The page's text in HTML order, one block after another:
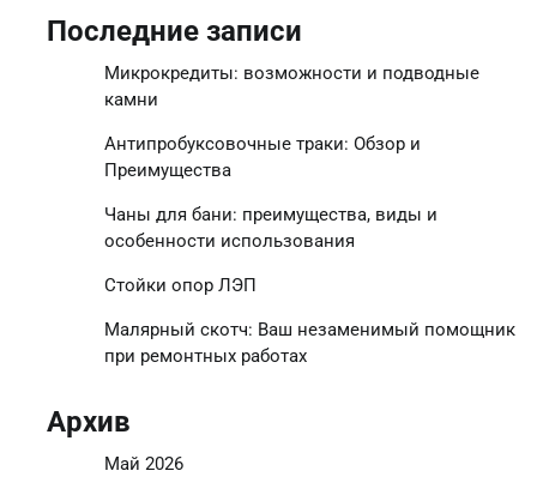
Последние записи
Микрокредиты: возможности и подводные
камни
Антипробуксовочные траки: Обзор и
Преимущества
Чаны для бани: преимущества, виды и
особенности использования
Стойки опор ЛЭП
Малярный скотч: Ваш незаменимый помощник
при ремонтных работах
Архив
Май 2026